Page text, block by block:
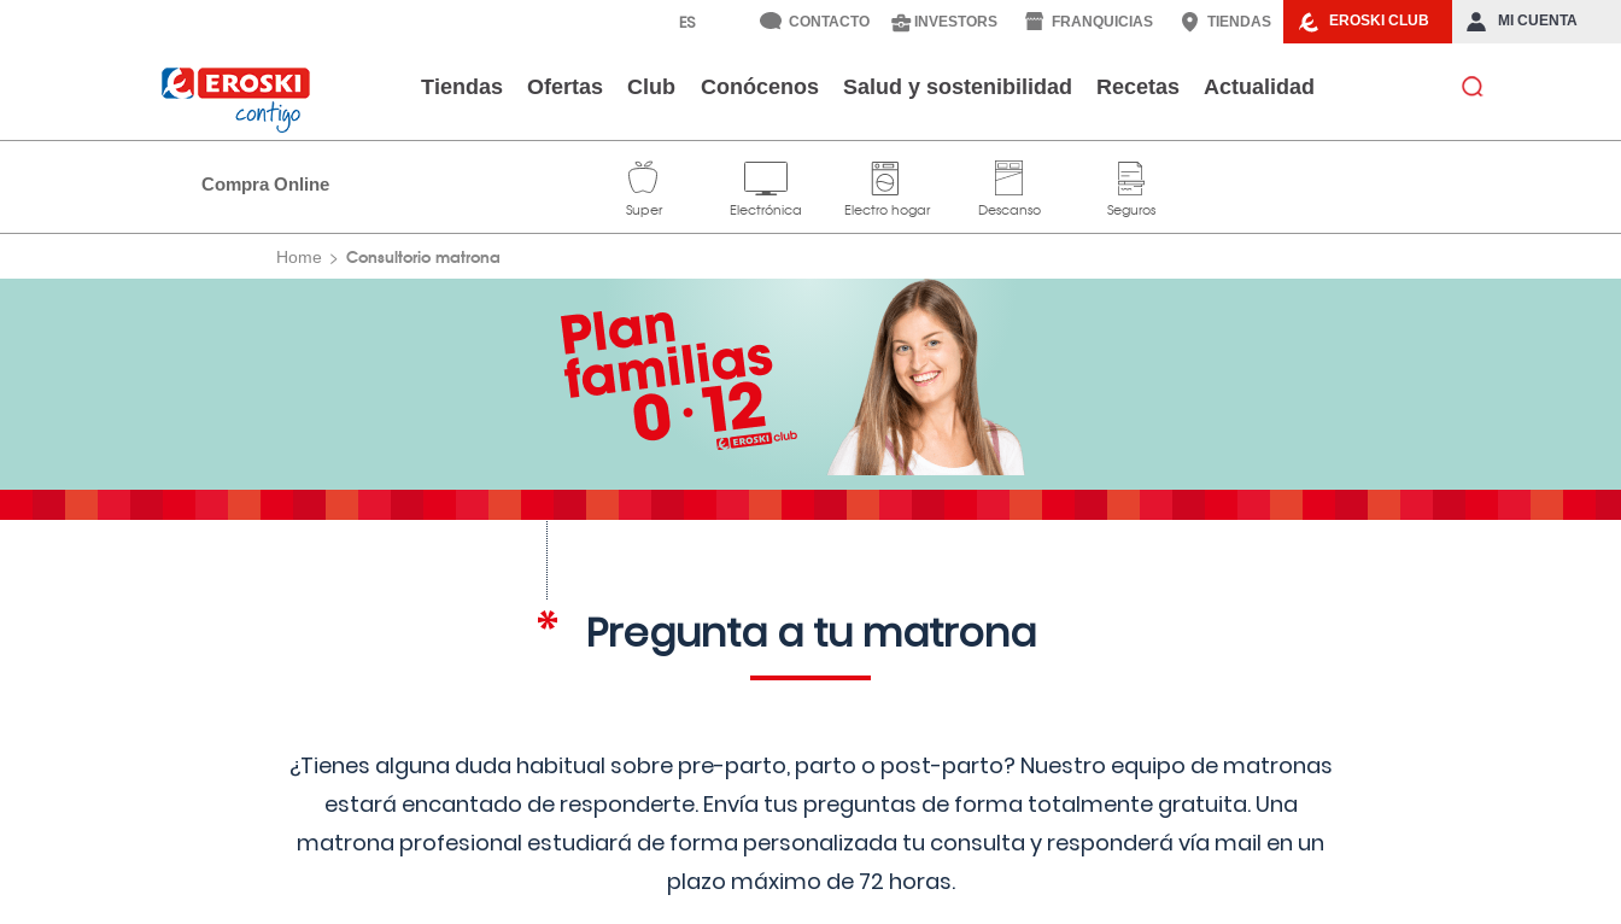
EROSKI CLUB MI CUENTA
CONTACTO INVESTORS FRANQUICIAS TIENDAS
Tiendas Ofertas Club Conócenos Salud y sostenibilidad Recetas Actualidad
Compra Online
Home Consultorio matrona
Pregunta a tu matrona
¿Tienes alguna duda habitual sobre pre-parto, parto o post-parto? Nuestro equipo de matronas
estará encantado de responderte. Envía tus preguntas de forma totalmente gratuita. Una
matrona profesional estudiará de forma personalizada tu consulta y responderá vía mail en un
plazo máximo de 72 horas.